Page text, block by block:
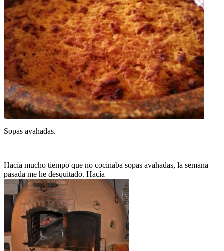
Sopas avahadas.
Hacía mucho tiempo que no cocinaba sopas avahadas, la semana
pasada me he desquitado. Hacía